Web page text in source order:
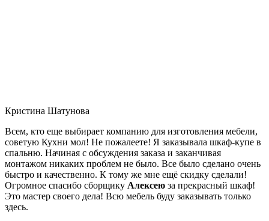
Кристина Шатунова
Всем, кто еще выбирает компанию для изготовления мебели,
советую Кухни мол! Не пожалеете! Я заказывала шкаф-купе в
спальню. Начиная с обсуждения заказа и заканчивая
монтажом никаких проблем не было. Все было сделано очень
быстро и качественно. К тому же мне ещё скидку сделали!
Огромное спасибо сборщику Алексею за прекрасный шкаф!
Это мастер своего дела! Всю мебель буду заказывать только
здесь.